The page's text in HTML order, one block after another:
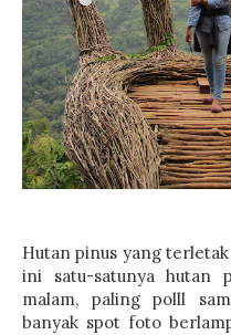
Hutan pinus yang
ini satu-satunya hutan
malam, paling polll
banyak spot foto